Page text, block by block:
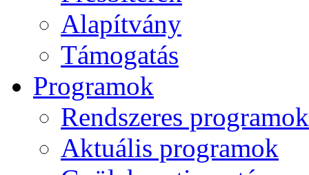
Alapítvány
Támogatás
Programok
Rendszeres programok
Aktuális programok